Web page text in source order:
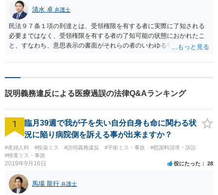
清水 卓 弁護士
民法９７条１項の到達とは、受領権限を有する者に実際に了知される
必要まではなく、受領権限を有する者の了知可能の状態におかれたこ
と、すなわち、意思表示の書面がそれらの者のいわゆる勢力範囲(支配
通知が先方のメールサーバーに到達したと推測される2月12日に相手方
ます。 以下の判例（最高裁第一小法廷 昭和36年4月20日判決）が参考
れ或は了知されることを要するの謂ではなく、それらの者にとつて了
知可能の状態におかれたことを意味するものと解すべく、換言すれば
ことを以て足るものと解すべきところ(昭和六年二月一四日、同九年一
一月二六日、同一一年二月一四日、同一七年一一月二八日の各大審院
おいてその代表取締役であつたEの娘であるFに手交され且つ同人にお
いてDの持参した送達簿にEの机の上に在つた同人の印を押して受取
説明義務違反による医療過誤の法律Q&Aランキング
1
臨月39週で我が子を失い自分自身も命に関わる状
況に陥り病院側を訴える事が出来ますか？
#産婦人科 #投薬ミス #説明義務違反 #手術ミス・事故
#慰謝料請求・訴訟
#検査ミス・事故
2019年9月16日 役にたった 28
馬場 龍行 弁護士